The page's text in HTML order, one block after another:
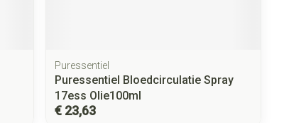
Puressentiel
Puressentiel Bloedcirculatie Spray
17ess Olie100ml
€ 23,63